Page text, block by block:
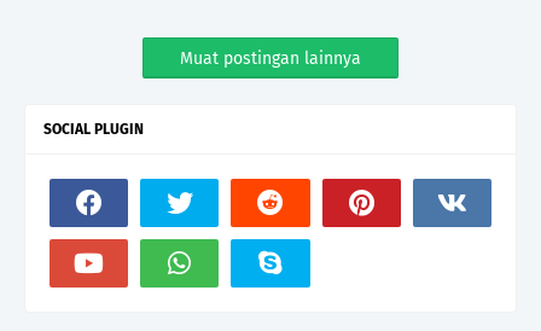
Muat postingan lainnya
SOCIAL PLUGIN